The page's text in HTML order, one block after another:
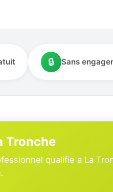
🔒 Sans
Tronche
qualifie a La